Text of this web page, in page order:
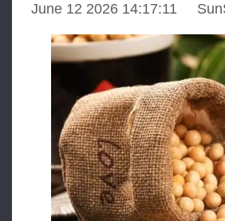
June 12 2026 14:17:11